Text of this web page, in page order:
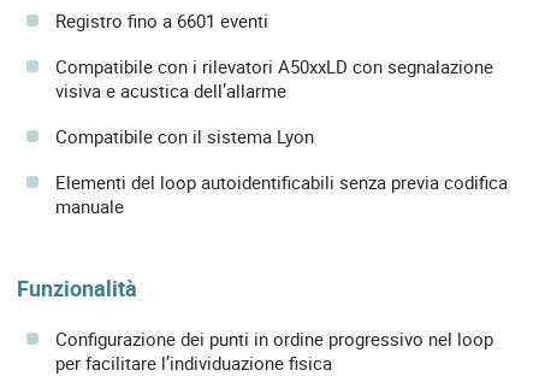
Registro fino a 6601 eventi
Compatibile con i rilevatori A50xxLD con segnalazione
visiva e acustica dell’allarme
Compatibile con il sistema Lyon
Elementi del loop autoidentificabili senza previa codifica
manuale
Funzionalità
Configurazione dei punti in ordine progressivo nel loop
per facilitare l’individuazione fisica